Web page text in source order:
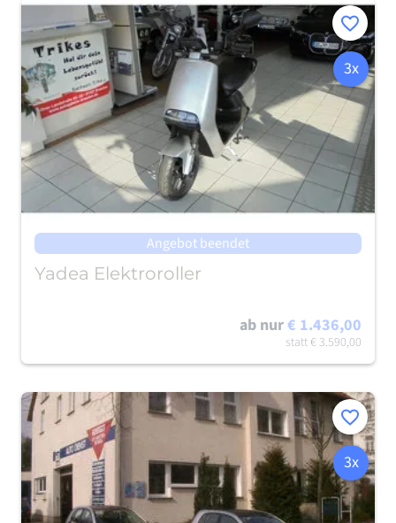
Merken
3x
Angebot beendet
Yadea Elektroroller
ab nur€ 1.436,00
statt€ 3.590,00
Merken
3x